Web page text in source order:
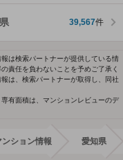
39,567件
は検索パートナーが提供している情
責任を負わないことを予めご了承く
は、検索パートナーが取得し、同社
有面積は、マンションレビューのデ
ンション情報 愛知県